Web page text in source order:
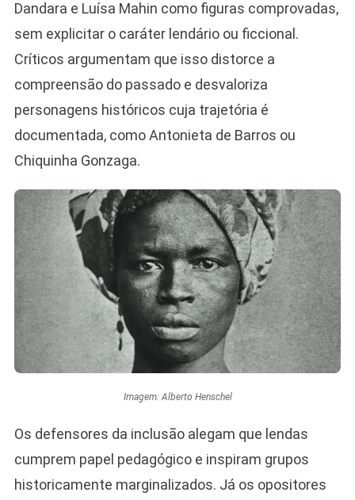
Dandara e Luísa Mahin como figuras comprovadas,
sem explicitar o caráter lendário ou ficcional.
Críticos argumentam que isso distorce a
compreensão do passado e desvaloriza
personagens históricos cuja trajetória é
documentada, como Antonieta de Barros ou
Chiquinha Gonzaga.
Imagem: Alberto Henschel
Os defensores da inclusão alegam que lendas
cumprem papel pedagógico e inspiram grupos
historicamente marginalizados. Já os opositores